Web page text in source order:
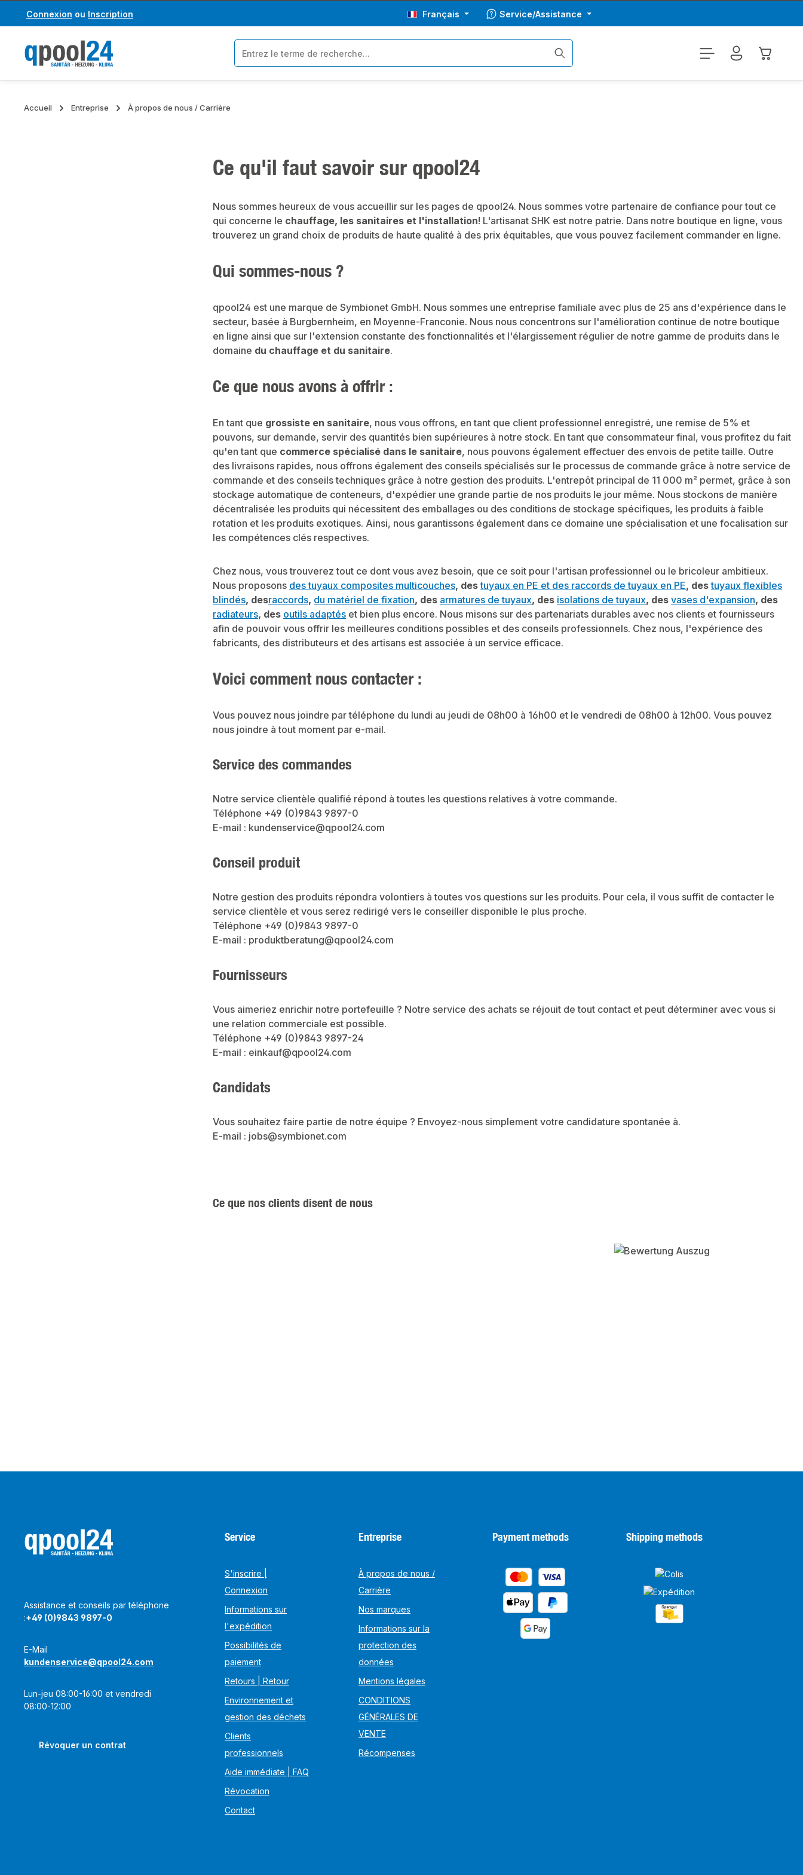
au contenu principal
Passer à la recherche
Connexion ou Inscription Français Service/Assistance
Le
Accueil Entreprise À propos de nous / Carrière
Ce qu'il faut savoir sur qpool24
Nous sommes heureux de vous accueillir sur les pages de qpool24. Nous sommes votre partenaire de confiance pour tout ce
qui concerne le chauffage, les sanitaires et l'installation! L'artisanat SHK est notre patrie. Dans notre boutique en ligne, vous
trouverez un grand choix de produits de haute qualité à des prix équitables, que vous pouvez facilement commander en ligne.
Qui sommes-nous ?
qpool24 est une marque de Symbionet GmbH. Nous sommes une entreprise familiale avec plus de 25 ans d'expérience dans le
secteur, basée à Burgbernheim, en Moyenne-Franconie. Nous nous concentrons sur l'amélioration continue de notre boutique
en ligne ainsi que sur l'extension constante des fonctionnalités et l'élargissement régulier de notre gamme de produits dans le
domaine du chauffage et du sanitaire.
Ce que nous avons à offrir :
En tant que grossiste en sanitaire, nous vous offrons, en tant que client professionnel enregistré, une remise de 5% et
pouvons, sur demande, servir des quantités bien supérieures à notre stock. En tant que consommateur final, vous profitez du fait
qu'en tant que commerce spécialisé dans le sanitaire, nous pouvons également effectuer des envois de petite taille. Outre
des livraisons rapides, nous offrons également des conseils spécialisés sur le processus de commande grâce à notre service de
commande et des conseils techniques grâce à notre gestion des produits. L'entrepôt principal de 11 000 m² permet, grâce à son
stockage automatique de conteneurs, d'expédier une grande partie de nos produits le jour même. Nous stockons de manière
décentralisée les produits qui nécessitent des emballages ou des conditions de stockage spécifiques, les produits à faible
rotation et les produits exotiques. Ainsi, nous garantissons également dans ce domaine une spécialisation et une focalisation sur
les compétences clés respectives.
Chez nous, vous trouverez tout ce dont vous avez besoin, que ce soit pour l'artisan professionnel ou le bricoleur ambitieux.
Nous proposons des tuyaux composites multicouches, destuyaux en PE et des raccords de tuyaux en PE, destuyaux flexibles
blindés, desraccords, du matériel de fixation, des armatures de tuyaux, des isolations de tuyaux, des vases d'expansion, des
radiateurs, des outils adaptés et bien plus encore. Nous misons sur des partenariats durables avec nos clients et fournisseurs
afin de pouvoir vous offrir les meilleures conditions possibles et des conseils professionnels. Chez nous, l'expérience des
fabricants, des distributeurs et des artisans est associée à un service efficace.
Voici comment nous contacter :
Vous pouvez nous joindre par téléphone du lundi au jeudi de 08h00 à 16h00 et le vendredi de 08h00 à 12h00. Vous pouvez
nous joindre à tout moment par e-mail.
Service des commandes
Notre service clientèle qualifié répond à toutes les questions relatives à votre commande.
Téléphone +49 (0)9843 9897-0
E-mail : kundenservice@qpool24.com
Conseil produit
Notre gestion des produits répondra volontiers à toutes vos questions sur les produits. Pour cela, il vous suffit de contacter le
service clientèle et vous serez redirigé vers le conseiller disponible le plus proche.
Téléphone +49 (0)9843 9897-0
E-mail : produktberatung@qpool24.com
Fournisseurs
Vous aimeriez enrichir notre portefeuille ? Notre service des achats se réjouit de tout contact et peut déterminer avec vous si
une relation commerciale est possible.
Téléphone +49 (0)9843 9897-24
E-mail : einkauf@qpool24.com
Candidats
Vous souhaitez faire partie de notre équipe ? Envoyez-nous simplement votre candidature spontanée à.
E-mail : jobs@symbionet.com
Ce que nos clients disent de nous
Assistance et conseils par téléphone
:+49 (0)9843 9897-0
E-Mail
kundenservice@qpool24.com
Lun-jeu 08:00-16:00 et vendredi
08:00-12:00
Révoquer un contrat
Service
S'inscrire |
Connexion
Informations sur
l'expédition
Possibilités de
paiement
Retours | Retour
Environnement et
gestion des déchets
Clients
professionnels
Aide immédiate | FAQ
Révocation
Contact
Entreprise
À propos de nous /
Carrière
Nos marques
Informations sur la
protection des
données
Mentions légales
CONDITIONS
GÉNÉRALES DE
VENTE
Récompenses
Payment methods Shipping methods